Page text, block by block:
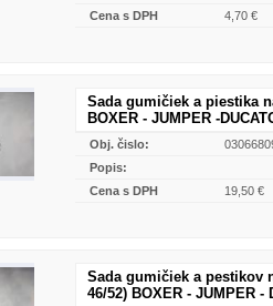
Cena s DPH
4,70 €
Sada gumičiek a piestika
BOXER - JUMPER -
Obj. čislo:
Popis:
Cena s DPH
19,50 €
Sada gumičiek a pestikov
46/52) BOXER - JUMPER -